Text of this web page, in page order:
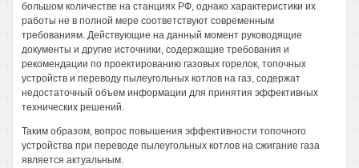
большом количестве на станциях РФ, однако характеристики их
работы не в полной мере соответствуют современным
требованиям. Действующие на данный момент руководящие
документы и другие источники, содержащие требования и
рекомендации по проектированию газовых горелок, топочных
устройств и переводу пылеугольных котлов на газ, содержат
недостаточный объем информации для принятия эффективных
технических решений.
Таким образом, вопрос повышения эффективности топочного
устройства при переводе пылеугольных котлов на сжигание газа
является актуальным.